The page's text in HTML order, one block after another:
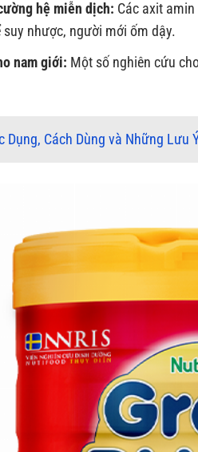
hệ miễn dịch: Các axit
nhược, người mới ốm dậy.
nam giới: Một số nghiên cứu
Dụng, Cách Dùng và Những Lưu